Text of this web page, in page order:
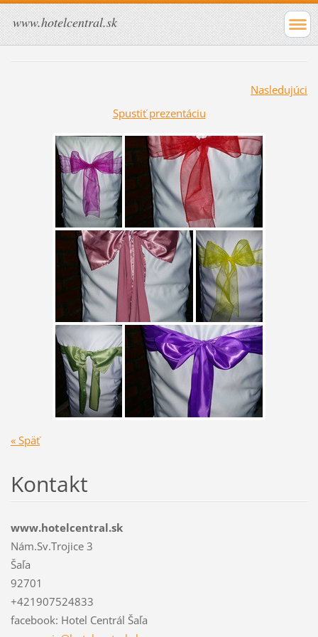
www.hotelcentral.sk
Nasledujúci
Spustiť prezentáciu
« Späť
Kontakt
www.hotelcentral.sk
Nám.Sv.Trojice 3
Šaľa
92701
+421907524833
facebook: Hotel Centrál Šaľa